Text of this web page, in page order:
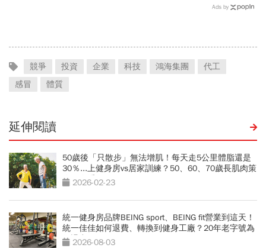
Ads by
競爭 投資 企業 科技 鴻海集團
代工
感冒
體質
延伸閱讀
50歲後「只散步」無法增肌！每天走5公里體脂還是
30％...上健身房vs居家訓練？50、60、70歲長肌肉策
略一次看
2026-02-23
統一健身房品牌BEING sport、BEING fit營業到這天！
統一佳佳如何退費、轉換到健身工廠？20年老字號為
何退出
2026-08-03